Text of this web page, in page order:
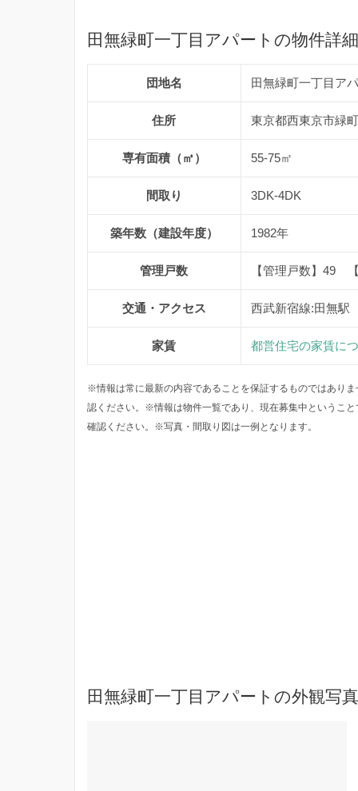
田無緑町一丁目アパートの物件詳細
団地名 田無緑町一丁目ア
住所 東京都西東京市緑
専有面積（㎡） 55-75㎡
間取り 3DK-4DK
築年数（建設年度） 1982年
管理戸数 【管理戸数】49
交通・アクセス 西武新宿線:田無駅
家賃 都営住宅の家賃に
※情報は常に最新の内容であることを保証するものではあり
認ください。※情報は物件一覧であり、現在募集中というこ
確認ください。※写真・間取り図は一例となります。
田無緑町一丁目アパートの外観写